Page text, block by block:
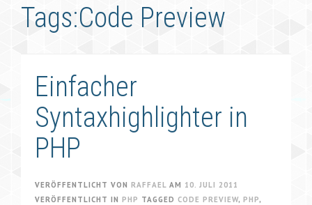
Tags:Code Preview
Einfacher
Syntaxhighlighter in
PHP
VERÖFFENTLICHT VON RAFFAEL AM 10. JULI 2011
VERÖFFENTLICHT IN PHP TAGGED CODE PREVIEW, PHP,